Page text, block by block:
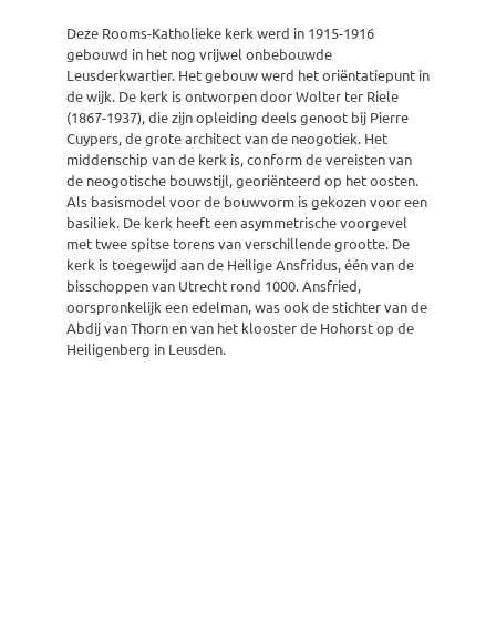
Deze Rooms-Katholieke kerk werd in 1915-1916
gebouwd in het nog vrijwel onbebouwde
Leusderkwartier. Het gebouw werd het oriëntatiepunt in
de wijk. De kerk is ontworpen door Wolter ter Riele
(1867-1937), die zijn opleiding deels genoot bij Pierre
Cuypers, de grote architect van de neogotiek. Het
middenschip van de kerk is, conform de vereisten van
de neogotische bouwstijl, georiënteerd op het oosten.
Als basismodel voor de bouwvorm is gekozen voor een
basiliek. De kerk heeft een asymmetrische voorgevel
met twee spitse torens van verschillende grootte. De
kerk is toegewijd aan de Heilige Ansfridus, één van de
bisschoppen van Utrecht rond 1000. Ansfried,
oorspronkelijk een edelman, was ook de stichter van de
Abdij van Thorn en van het klooster de Hohorst op de
Heiligenberg in Leusden.